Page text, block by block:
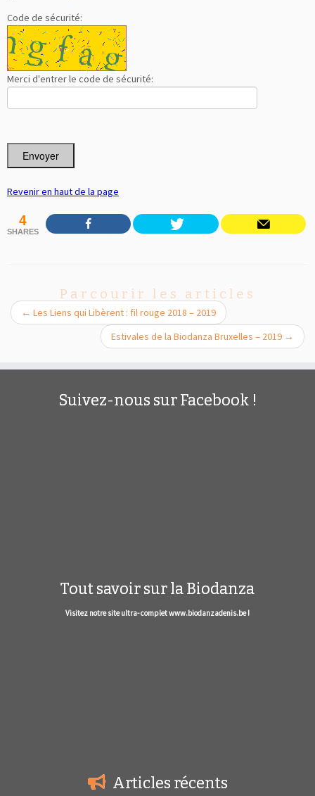
Code de sécurité:
Merci d'entrer le code de sécurité:
Envoyer
Revenir en haut de la page
4
SHARES
Parcourir les articles
← Les Liens qui Libèrent : fil rouge 2018 – 2019
Estivales de la Biodanza Bruxelles – 2019 →
Suivez-nous sur Facebook !
Tout savoir sur la Biodanza
Visitez notre site ultra- complet www.biodanzadenis.be !
Articles récents